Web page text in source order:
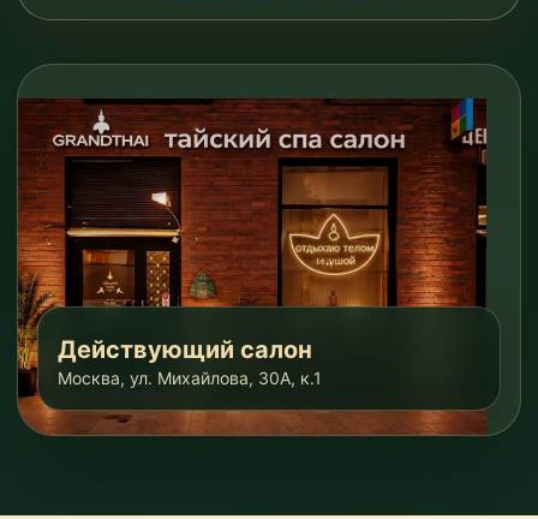
Действующий салон
Москва, ул. Михайлова, 30А, к.1